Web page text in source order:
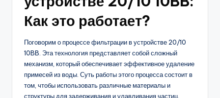
Как это работает?
Поговорим о процессе фильтрации в устройстве 20/10
10BB. Эта технология представляет собой сложный
механизм, который обеспечивает эффективное удаление
примесей из воды. Суть работы этого процесса состоит в
том, чтобы использовать различные материалы и
структуры для задерживания и улавливания частиц,